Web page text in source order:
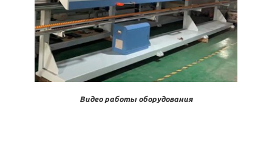
Видео работы оборудования